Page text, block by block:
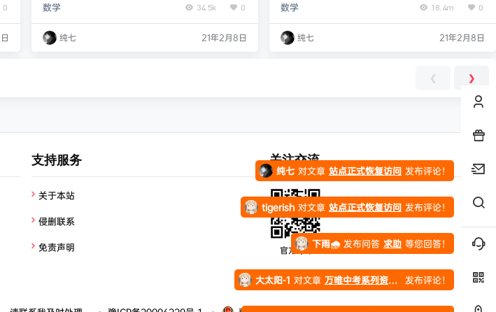
0
欣） 【完结】【2020-暑】二年级升三年级语文暑期
培训班（勤思在线-黄思琪） 资源获取 链接: https://
数学 34.5k 0
纯七 21年2月8日
3 二年级数学第03讲-巧用乘法数图形 04 二年级数
学第04讲-搭配中的枚举 05 二年级数学第05讲-种树
数学 18.4m 0
纯七 21年2月8日
❮ ❯
支持服务
关于本站
侵删联系
免责声明
关注交流
官方Q群
stevenfrog 对文章 五年高考三年模拟【九科全】（2024版） 发布评论！
纯七 对文章 站点正式恢复访问 发布评论！
tigerish 对文章 站点正式恢复访问 发布评论！
下雨🌧️ 发布问答 求助 等您回答！
大太阳-1 对文章 万唯中考系列资料合集 发布评论！
Hauser 对文章 站点正式恢复访问 发布评论！